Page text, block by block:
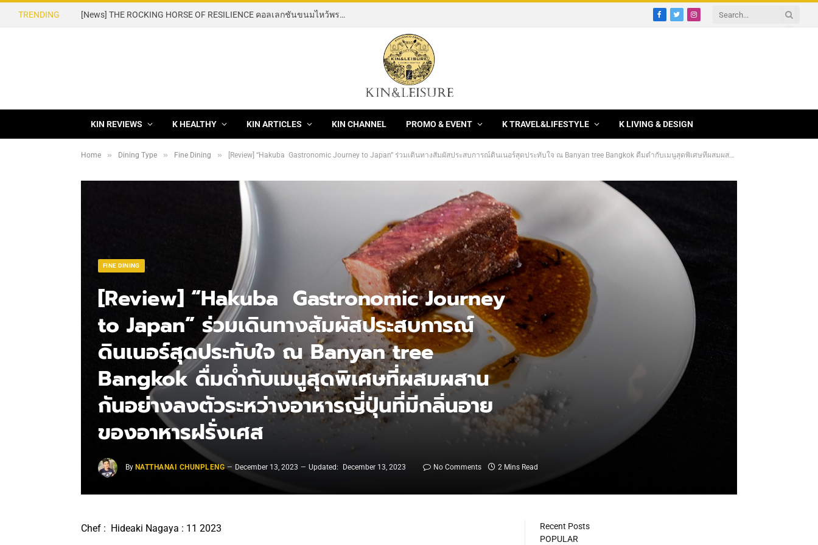
TRENDING [News] THE ROCKING HORSE OF RESILIENCE คอลเลกชันขนมไหว้พระจันทร์ mooncake ประจำปี 2569 จากBanyan Tree Bangkok 1 สิงหาคม – 25 กันยายน 2569
Facebook
TwitterInstagram
KIN REVIEWS K HEALTHY KIN ARTICLES KIN CHANNEL PROMO & EVENT K TRAVEL&LIFESTYLE K LIVING & DESIGN
Home » Dining Type » Fine Dining » [Review] “Hakuba Gastronomic Journey to Japan” ร่วมเดินทางสัมผัสประสบการณ์ดินเนอร์สุดประทับใจ ณ Banyan tree Bangkok ดื่มด่ำกับเมนูสุดพิเศษที่ผสมผสานกันอย่างลงตัวระหว่างอาหารญี่ปุ่นที่มีกลิ่นอายของอาหารฝรั่งเศส
FINE DINING
[Review] “Hakuba Gastronomic Journey
to Japan” ร่วมเดินทางสัมผัสประสบการณ์
ดินเนอร์สุดประทับใจ ณ Banyan tree
Bangkok ดื่มด่ำกับเมนูสุดพิเศษที่ผสมผสาน
กันอย่างลงตัวระหว่างอาหารญี่ปุ่นที่มีกลิ่นอาย
ของอาหารฝรั่งเศส
By NATTHANAI CHUNPLENG December 13, 2023 Updated: December 13, 2023 No Comments 2 Mins Read
Chef : Hideaki Nagaya : 11 2023
Recent Posts
POPULAR